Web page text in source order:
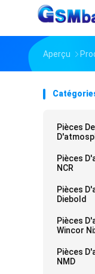
Aperçu
Pièces
Pièces
NCR
Pièces
Diebold
Pièces
Wincor
Pièces
NMD